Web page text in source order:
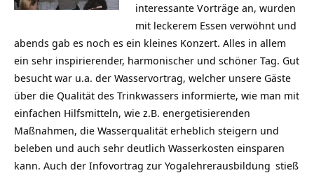
interessante Vorträge an, wurden
mit leckerem Essen verwöhnt und
abends gab es noch es ein kleines Konzert. Alles in allem
ein sehr inspirierender, harmonischer und schöner Tag. Gut
besucht war u.a. der Wasservortrag, welcher unsere Gäste
über die Qualität des Trinkwassers informierte, wie man mit
einfachen Hilfsmitteln, wie z.B. energetisierenden
Maßnahmen, die Wasserqualität erheblich steigern und
beleben und auch sehr deutlich Wasserkosten einsparen
kann. Auch der Infovortrag zur Yogalehrerausbildung stieß